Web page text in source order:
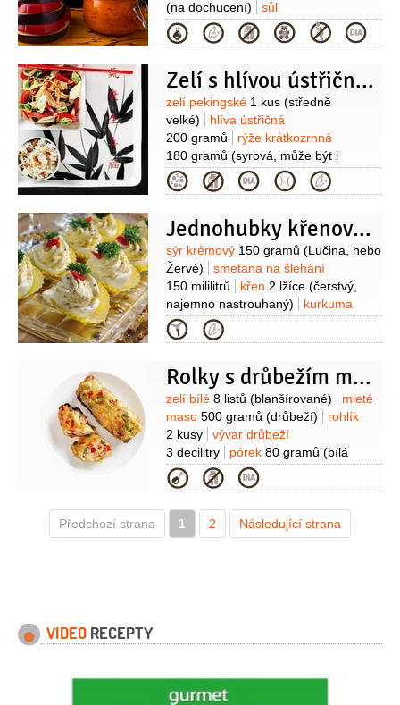
(na dochucení)
sůl
Kategorie
Zelí s hlívou ústřičnou
Suroviny
zelí pekingské 1 kus (středně
velké)
hlíva ústřičná
200 gramů
rýže krátkozrnná
180 gramů (syrová, může být i
kulatozrnná)
celer120 gramů
1 kus (velká) paprika kapie1 kus
2 lžíce
rybí omáčka 2 lžíce
Kategorie
Jednohubky křenové s kapií
Suroviny
sýr krémový 150 gramů (Lučina, nebo
Žervé)
smetana na šlehání
150 mililitrů
křen 2 lžíce (čerstvý,
najemno nastrouhaný)
kurkuma
1/2lžičky
(mletý)
sůl šťáva citronová
paprika
ozdobu)
petržel kadeřavá/kudrnka
Kategorie
Rolky s drůbežím masem
Suroviny
zelí bílé 8 listů (blanšírované)
mleté
maso 500 gramů (drůbeží)
rohlík
2 kusy
vývar drůbeží
3 decilitry
pórek 80 gramů (bílá
část)
vejce 1 kus
1 kus (velká červená)
kapary
Kategorie
Předchozí strana 1 2 Následující strana
VIDEO RECEPTY